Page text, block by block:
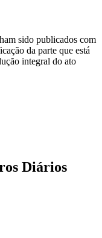
sido publicados com
da parte que está
integral do ato
Diários